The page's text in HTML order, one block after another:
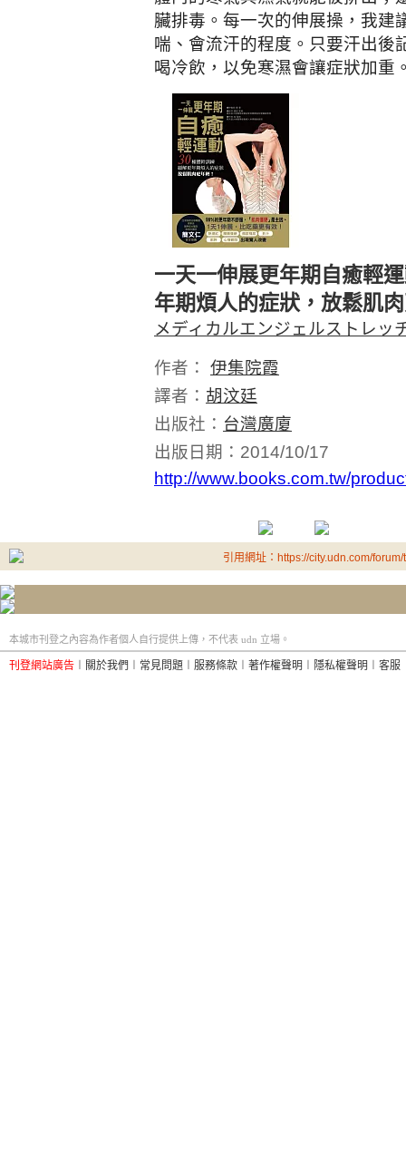
臟排毒。每一次的伸展操，我建
喘、會流汗的程度。只要汗出後
喝冷飲，以免寒濕會讓症狀加重
一天一伸展更年期自癒輕
年期煩人的症狀，放鬆肌
メディカルエンジェルストレッ
作者： 伊集院霞
譯者： 胡汶廷
出版社： 台灣廣廈
出版日期：2014/10/17
http://www.books.com.tw/
引用網址：https://city.udn.com/
本城市刊登之內容為作者個人自行提供上傳，不代表 udn 立場。
刊登網站廣告 關於我們 常見問題 服務條款 著作權聲明 隱私權聲明 客服